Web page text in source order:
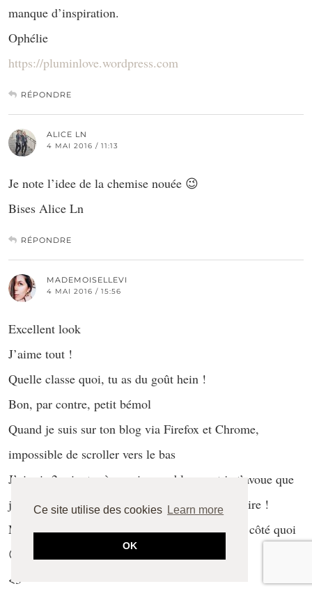
Ce site utilise des cookies Learn more
OK
manque d’inspiration.
Ophélie
https://pluminlove.wordpress.com
RÉPONDRE
ALICE LN
4 MAI 2016 / 11:13
Je note l’idee de la chemise nouée 😉
Bises Alice Ln
RÉPONDRE
MADEMOISELLEVI
4 MAI 2016 / 15:56
Excellent look
J’aime tout !
Quelle classe quoi, tu as du goût hein !
Bon, par contre, petit bémol
Quand je suis sur ton blog via Firefox et Chrome,
impossible de scroller vers le bas
J’ai mis 2 minutes à y arriver ça bloque et je t’avoue que
j’ai failli abandonner pour laisser un commentaire !
Mais bon c’est juste pour que tu vérifies de ton côté quoi
😉
<3